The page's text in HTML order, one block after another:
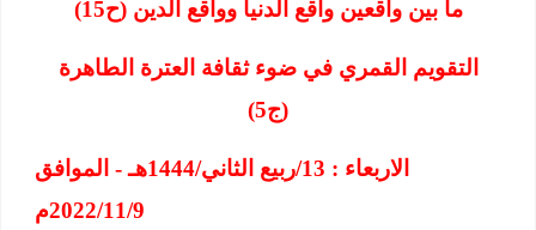
ما بين واقعين واقع الدنيا وواقع الدين (ح15)
التقويم القمري في ضوء ثقافة العترة الطاهرة
(ج5)
الاربعاء : 13/ربيع الثاني/1444هـ - الموافق
2022/11/9م